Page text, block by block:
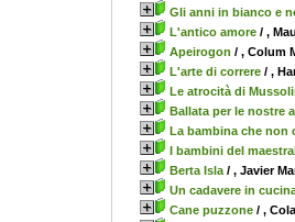
Gli anni in bianco e
L'antico amore / ,
Apeirogon / , Colum
L'arte di correre / ,
Le atrocità di
Ballata per le nostre
La bambina che non
I bambini del
Berta Isla / , Javier
Un cadavere in
Cane puzzone / ,